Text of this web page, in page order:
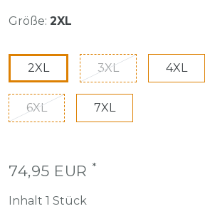
Größe: 2XL
2XL 3XL 4XL
6XL 7XL
74,95 EUR *
Inhalt 1 Stück